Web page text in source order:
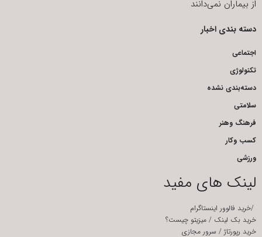
از بیماران نمی‌دانند
دسته بندی اخبار
اجتماعی
تکنولوژی
دسته‌بندی نشده
سلامتی
فرهنگ وهنر
کسب وکار
ورزشی
لینک های مفید
/خرید فالوور اینستاگرام
خرید بک لینک / میزیتو چیست؟
خرید رپورتاژ / سرور مجازی